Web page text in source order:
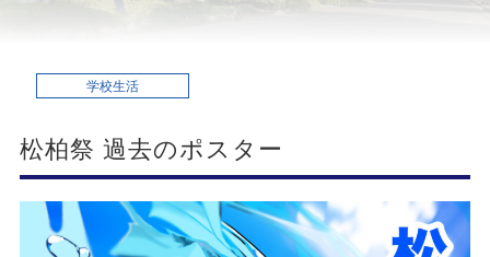
学校生活
松柏祭 過去のポスター